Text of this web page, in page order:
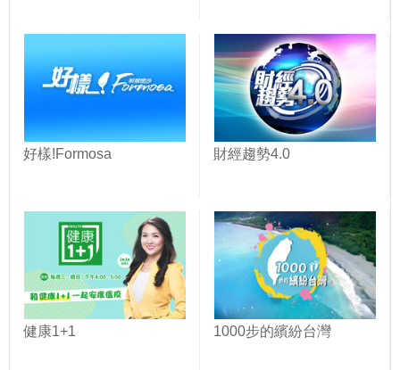
好樣!Formosa 財經趨勢4.0
健康1+1 1000步的繽紛台灣